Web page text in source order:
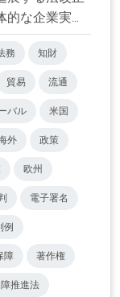
な企業実...
務 知財
貿易 流通
バル 米国
外 政策
欧州
電子署名
例
障 著作権
推進法